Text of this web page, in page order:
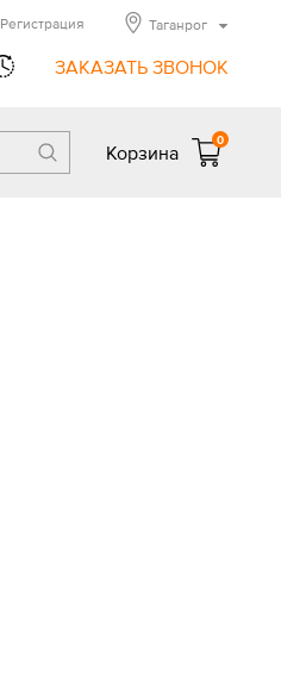
ЗАКАЗАТЬ ЗВОНОК
Регистрация Таганрог
Корзина
0